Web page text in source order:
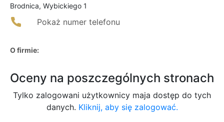
Brodnica, Wybickiego 1
Pokaż numer telefonu
O firmie:
Oceny na poszczególnych stronach
Tylko zalogowani użytkownicy maja dostęp do tych
danych. Kliknij, aby się zalogować.